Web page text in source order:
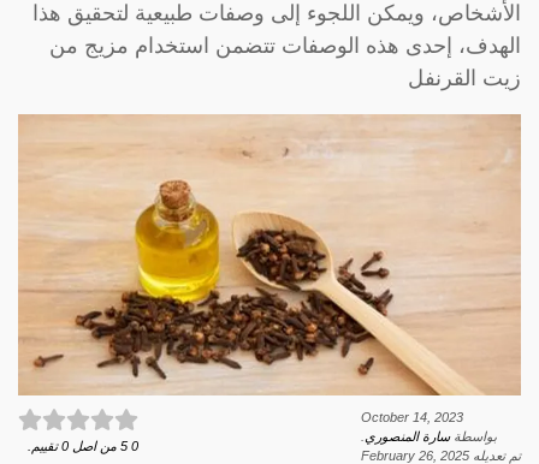
الأشخاص، ويمكن اللجوء إلى وصفات طبيعية لتحقيق هذا
الهدف، إحدى هذه الوصفات تتضمن استخدام مزيج من
زيت القرنفل
October 14, 2023
بواسطةسارة المنصوري
تم تعديله February 26, 2025
0
5 من اصل 0 تقييم.